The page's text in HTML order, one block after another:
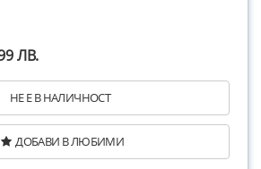
ЛВ.
НЕ Е В НАЛИЧНОСТ
ДОБАВИ В ЛЮБИМИ